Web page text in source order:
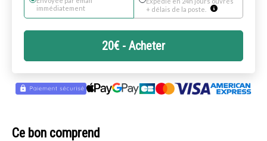
immédiatement
+ délais de la poste.
20€- Acheter
Ce bon comprend